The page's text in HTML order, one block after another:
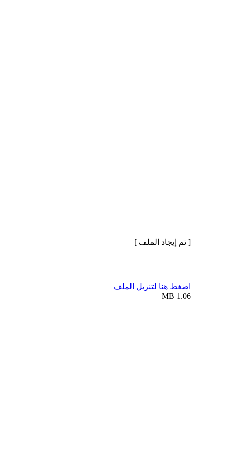
[ تم إيجاد الملف ]
اضغط هنا لتنزيل الملف
1.06 MB